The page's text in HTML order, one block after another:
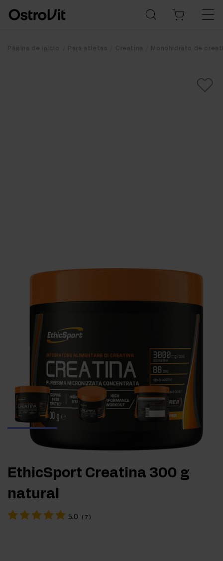
Página de inicio Para atletas Creatina Monohidrato de
EthicSport Creatina 300 g
natural
5.0 ( 7 )